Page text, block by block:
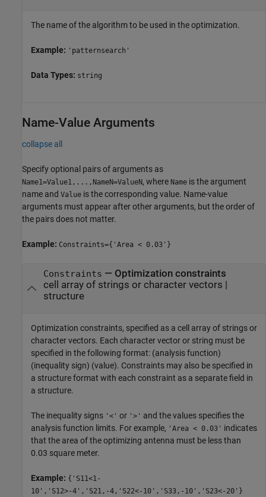
The name of the algorithm to be used in the optimization.
Example: 'patternsearch'
Data Types: string
Name-Value Arguments
collapse all
Specify optional pairs of arguments as
Name1=Value1,...,NameN=ValueN, where Name is the argument
name and Value is the corresponding value. Name-value
arguments must appear after other arguments, but the order of
the pairs does not matter.
Example: Constraints={'Area < 0.03'}
Constraints — Optimization constraints
cell array of strings or character vectors
structure
Optimization constraints, specified as a cell array of strings or
character vectors. Each character vector or string must be
specified in the following format: (analysis function)
(inequality sign) (value). Constraints may also be specified in
a structure format with each constraint as a separate field in
a structure.
The inequality signs '<' or '>' and the values specifies the
analysis function limits. For example, 'Area < 0.03' indicates
that the area of the optimizing antenna must be less than
0.03 square meter.
Example: {'S11<1-
10','S12>-4','S21,-4,'S22<-10','S33,-10','S23<-20'}